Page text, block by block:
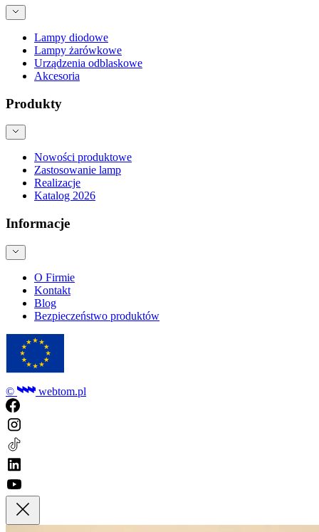
Lampy diodowe
Lampy żarówkowe
Urządzenia odblaskowe
Akcesoria
Produkty
Nowości produktowe
Zastosowanie lamp
Realizacje
Katalog 2026
Informacje
O Firmie
Kontakt
Blog
Bezpieczeństwo produktów
© webtom.pl